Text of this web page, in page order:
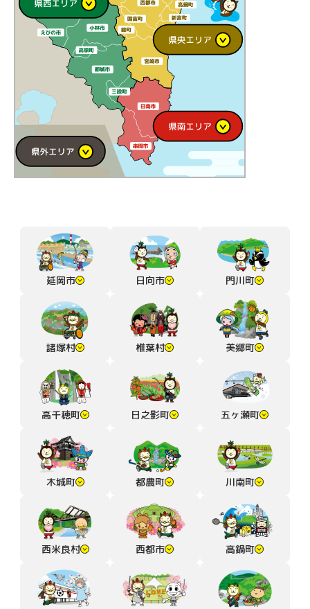
延岡市 日向市 門川町
諸塚村 椎葉村 美郷町
高千穂町 日之影町 五ヶ瀬町
木城町 都農町 川南町
西米良村 西都市 高鍋町